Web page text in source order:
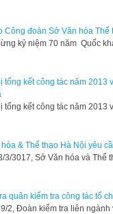
Công đoàn Sở Văn hóa
kỷ niệm 70 năm Quốc
tổng kết công tác năm
tổng kết công tác năm
& Thể thao Hà Nội yêu
3/3017, Sở Văn hóa và
quân kiểm tra công tác tổ
2, Đoàn kiểm tra liên